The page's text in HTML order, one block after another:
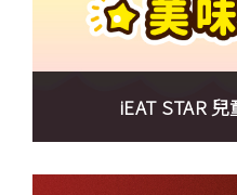
iEAT STAR